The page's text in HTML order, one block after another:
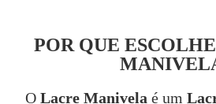
POR QUE
O Lacre Manivela é um